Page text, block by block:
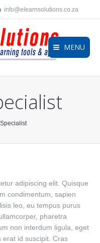
info@elearnsolutions.co.za
MENU
adipiscing elit. Quisque
condimentum, sapien
leo, eu tempus purus
pharetra
non interdum ligula, eget
erat id suscipit. Cras